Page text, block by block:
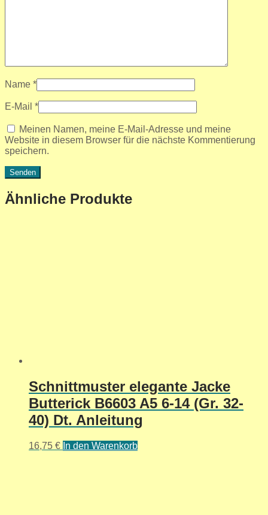
Name *
E-Mail *
Meinen Namen, meine E-Mail-Adresse und meine
Website in diesem Browser für die nächste Kommentierung
speichern.
Ähnliche Produkte
Schnittmuster elegante Jacke
Butterick B6603 A5 6-14 (Gr. 32-
40) Dt. Anleitung
16,75 € In den Warenkorb